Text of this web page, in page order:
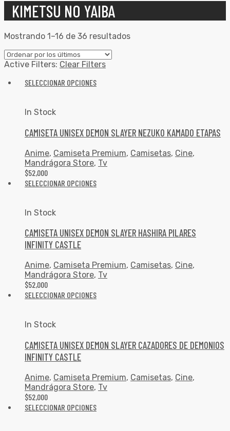
KIMETSU NO YAIBA
Mostrando 1–16 de 36 resultados
Active Filters: Clear Filters
SELECCIONAR OPCIONES
In Stock
CAMISETA UNISEX DEMON SLAYER NEZUKO KAMADO ETAPAS
Anime, Camiseta Premium, Camisetas, Cine,
Mandrágora Store, Tv
$52,000
SELECCIONAR OPCIONES
In Stock
CAMISETA UNISEX DEMON SLAYER HASHIRA PILARES
INFINITY CASTLE
Anime, Camiseta Premium, Camisetas, Cine,
Mandrágora Store, Tv
$52,000
SELECCIONAR OPCIONES
In Stock
CAMISETA UNISEX DEMON SLAYER CAZADORES DE DEMONIOS
INFINITY CASTLE
Anime, Camiseta Premium, Camisetas, Cine,
Mandrágora Store, Tv
$52,000
SELECCIONAR OPCIONES